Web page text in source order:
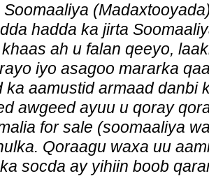
hadda ka jirta
ah u falan qeeyo,
iyo asagoo mararka
ka aamustid armaad danbi
awgeed ayuu u qoray
for sale (soomaaliya
Qoraagu waxa uu
socda ay yihiin boob